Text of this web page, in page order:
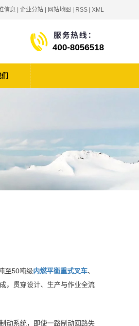
信息 企业分站 网站地图 RSS XML
400-8056518
至50吨级内燃平衡重式叉车、
，贯穿设计、生产与作业全流
动系统，即使一路制动回路失